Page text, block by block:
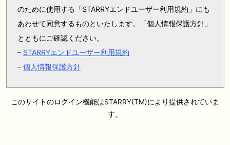
のために使用する「STARRYエンドユーザー利用規約」にも
あわせて同意するものといたします。「個人情報保護方針」
とともにご確認ください。
– STARRYエンドユーザー利用規約
–個人情報保護方針
このサイトのログイン機能はSTARRY(TM)により提供されていま
す。